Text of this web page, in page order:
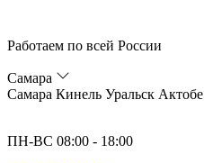
Работаем по всей России
Самара
Самара Кинель Уральск Актобе
ПН-ВС 08:00 - 18:00